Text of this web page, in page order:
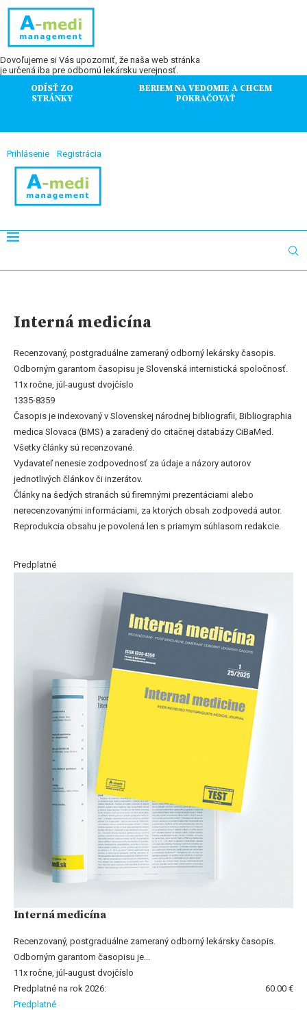
Dovoľujeme si Vás upozorniť, že naša web stránka
je určená iba pre odbornú lekársku verejnosť.
ODÍSŤ ZO
STRÁNKY
BERIEM NA VEDOMIE A CHCEM
POKRAČOVAŤ
Prihlásenie Registrácia
Interná medicína
Recenzovaný, postgraduálne zameraný odborný lekársky časopis.
Odborným garantom časopisu je Slovenská internistická spoločnosť.
11x ročne, júl-august dvojčíslo
1335-8359
Časopis je indexovaný v Slovenskej národnej bibliografii, Bibliographia
medica Slovaca (BMS) a zaradený do citačnej databázy CiBaMed.
Všetky články sú recenzované.
Vydavateľ nenesie zodpovednosť za údaje a názory autorov
jednotlivých článkov či inzerátov.
Články na šedých stranách sú firemnými prezentáciami alebo
nerecenzovanými informáciami, za ktorých obsah zodpovedá autor.
Reprodukcia obsahu je povolená len s priamym súhlasom redakcie.
Predplatné
Interná medicína
Recenzovaný, postgraduálne zameraný odborný lekársky časopis.
Odborným garantom časopisu je...
11x ročne, júl-august dvojčíslo
Predplatné na rok 2026:
60.00 €
Predplatné